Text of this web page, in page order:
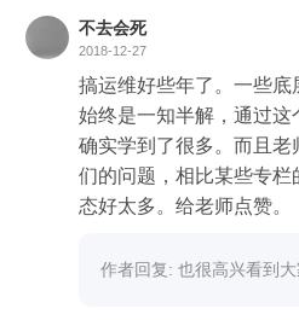
能是网络导致的问题。
不去会死
2018-12-27
搞运维好些年了。一些底
始终是一知半解，通过这
确实学到了很多。而且
们的问题，相比某些专
作者回复: 也很高兴看到